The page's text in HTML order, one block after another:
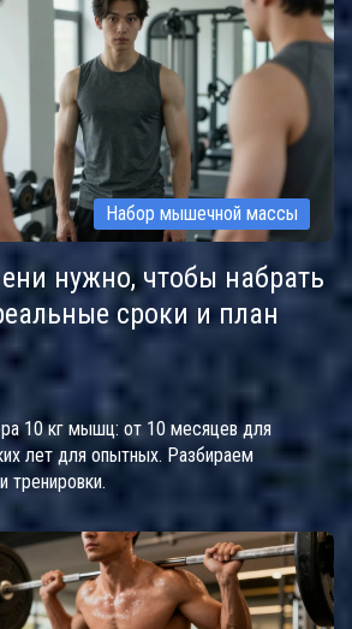
Набор мышечной массы
нужно, чтобы набрать
сроки и план
10 кг мышц: от 10 месяцев для
лет для опытных. Разбираем
тренировки.